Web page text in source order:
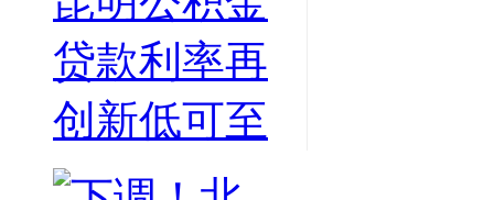
贷款利率再
创新低可至